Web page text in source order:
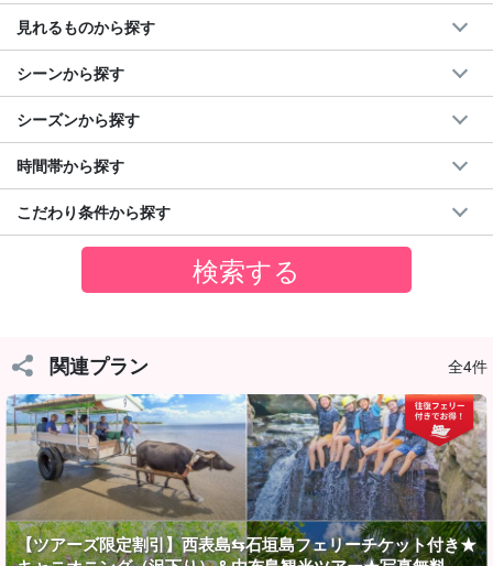
【NEW】累計参加人数30万人突破！
◆1日40名限定の当サイトオリジナルプラン
◆マル優（安全対策優良）業者
◆写真データ無料付き
◆ツアー備品無料レンタル付き
◆ツアー参加者特典ページプレゼント
◆水難救助員の資格を持ったガイドがサポート
見れるものから探す
シーンから探す
シーズンから探す
時間帯から探す
こだわり条件から探す
関連プラン 全4件
【ツアーズ限定割引】西表島⇆石垣島フェリーチケット付き★